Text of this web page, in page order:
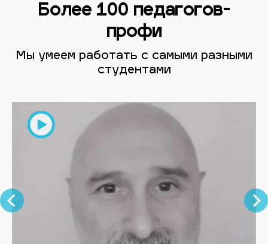
Более 100 педагогов-
профи
Мы умеем работать с самыми разными
студентами